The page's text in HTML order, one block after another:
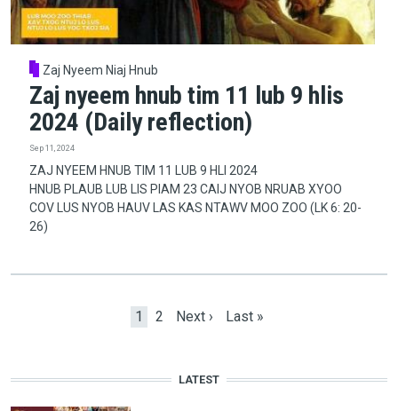
Zaj Nyeem Niaj Hnub
Zaj nyeem hnub tim 11 lub 9 hlis
2024 (Daily reflection)
Sep 11, 2024
ZAJ NYEEM HNUB TIM 11 LUB 9 HLI 2024
HNUB PLAUB LUB LIS PIAM 23 CAIJ NYOB NRUAB XYOO
COV LUS NYOB HAUV LAS KAS NTAWV MOO ZOO (LK 6: 20-
26)
Current page
1 Page
2 Next page
Next › Last page
Last »
LATEST